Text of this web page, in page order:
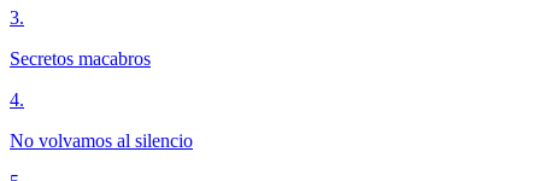
3.
Secretos macabros
4.
No volvamos al silencio